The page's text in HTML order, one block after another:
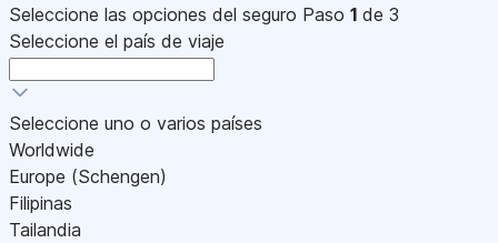
Seleccione las opciones del seguro Paso 1 de 3
Seleccione el país de viaje
Seleccione uno o varios países
Worldwide
Europe (Schengen)
Filipinas
Tailandia